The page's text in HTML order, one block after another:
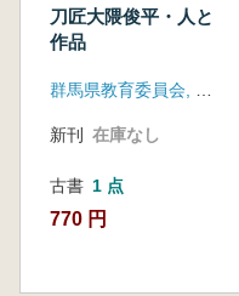
刀匠大隈俊平・人と
作品
新刊 在庫なし
古書 1 点
770 円